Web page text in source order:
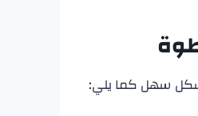
بشكل سهل كما يلي: